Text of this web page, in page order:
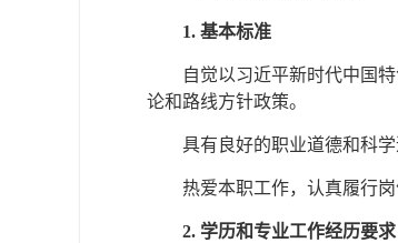
1. 基本标准
自觉以习近平新时代中国
论和路线方针政策。
具有良好的职业道德和科
热爱本职工作，认真履行
2. 学历和专业工作经历要求